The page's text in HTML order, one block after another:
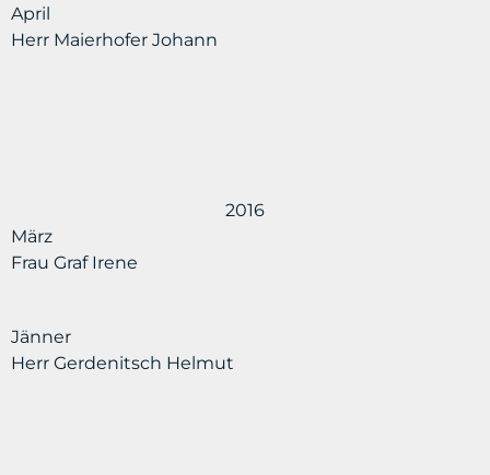
April
Herr Maierhofer Johann
2016
März
Frau Graf Irene
Jänner
Herr Gerdenitsch Helmut